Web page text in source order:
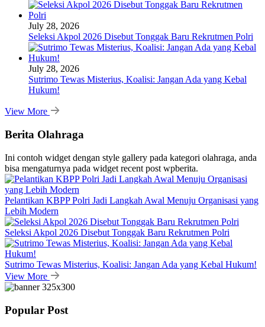
July 28, 2026
Seleksi Akpol 2026 Disebut Tonggak Baru Rekrutmen Polri
July 28, 2026
Sutrimo Tewas Misterius, Koalisi: Jangan Ada yang Kebal
Hukum!
View More
Berita Olahraga
Ini contoh widget dengan style gallery pada kategori olahraga, anda
bisa mengaturnya pada widget recent post wpberita.
Pelantikan KBPP Polri Jadi Langkah Awal Menuju Organisasi yang
Lebih Modern
Seleksi Akpol 2026 Disebut Tonggak Baru Rekrutmen Polri
Sutrimo Tewas Misterius, Koalisi: Jangan Ada yang Kebal Hukum!
View More
Popular Post